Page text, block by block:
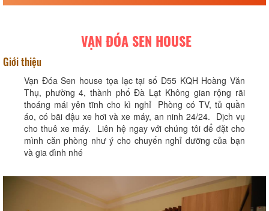
VẠN ĐÓA SEN HOUSE
Giới thiệu
Vạn Đóa Sen house tọa lạc tại số D55 KQH Hoàng Văn
Thụ, phường 4, thành phố Đà Lạt Không gian rộng rãi
thoáng mái yên tĩnh cho kì nghỉ Phòng có TV, tủ quần
áo, có bãi đậu xe hơi và xe máy, an ninh 24/24. Dịch vụ
cho thuê xe máy. Liên hệ ngay với chúng tôi để đặt cho
mình căn phòng như ý cho chuyến nghỉ dưỡng của bạn
và gia đình nhé